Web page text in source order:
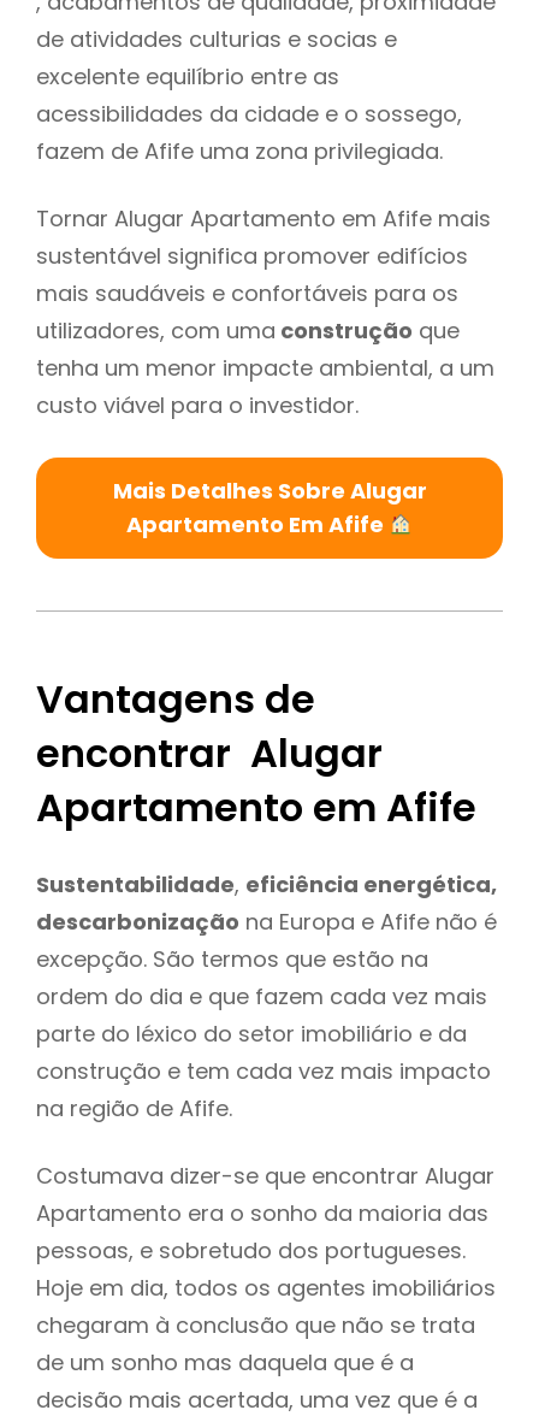
de atividades culturias e socias e
excelente equilíbrio entre as
acessibilidades da cidade e o sossego,
fazem de Afife uma zona privilegiada.
Tornar Alugar Apartamento em Afife mais
sustentável significa promover edifícios
mais saudáveis e confortáveis para os
utilizadores, com uma construção que
tenha um menor impacte ambiental, a um
custo viável para o investidor.
Mais Detalhes Sobre Alugar
Apartamento Em Afife
Vantagens de
encontrar Alugar
Apartamento em Afife
Sustentabilidade, eficiência energética,
descarbonização na Europa e Afife não é
excepção. São termos que estão na
ordem do dia e que fazem cada vez mais
parte do léxico do setor imobiliário e da
construção e tem cada vez mais impacto
na região de Afife.
Costumava dizer-se que encontrar Alugar
Apartamento era o sonho da maioria das
pessoas, e sobretudo dos portugueses.
Hoje em dia, todos os agentes imobiliários
chegaram à conclusão que não se trata
de um sonho mas daquela que é a
decisão mais acertada, uma vez que é a